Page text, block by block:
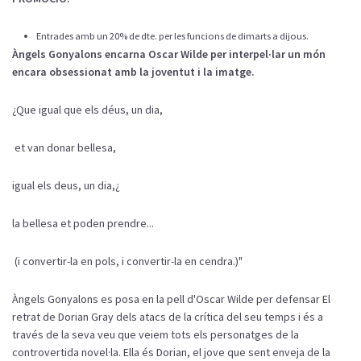
Entrades amb un 20% de dte. per les funcions de dimarts a dijous.
Àngels Gonyalons encarna Oscar Wilde per interpel·lar un món
encara obsessionat amb la joventut i la imatge.
¿Que igual que els déus, un dia,
et van donar bellesa,
igual els deus, un dia,¿
la bellesa et poden prendre...
(i convertir-la en pols, i convertir-la en cendra.)"
Àngels Gonyalons es posa en la pell d'Oscar Wilde per defensar El
retrat de Dorian Gray dels atacs de la crítica del seu temps i és a
través de la seva veu que veiem tots els personatges de la
controvertida novel·la. Ella és Dorian, el jove que sent enveja de la